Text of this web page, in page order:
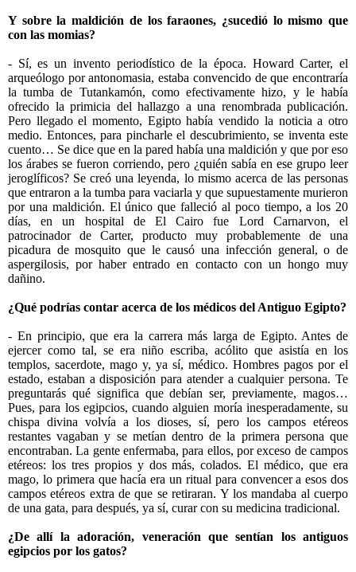
Y sobre la maldición de los faraones, ¿sucedió lo mismo que
con las momias?
- Sí, es un invento periodístico de la época. Howard Carter, el
arqueólogo por antonomasia, estaba convencido de que encontraría
la tumba de Tutankamón, como efectivamente hizo, y le había
ofrecido la primicia del hallazgo a una renombrada publicación.
Pero llegado el momento, Egipto había vendido la noticia a otro
medio. Entonces, para pincharle el descubrimiento, se inventa este
cuento… Se dice que en la pared había una maldición y que por eso
los árabes se fueron corriendo, pero ¿quién sabía en ese grupo leer
jeroglíficos? Se creó una leyenda, lo mismo acerca de las personas
que entraron a la tumba para vaciarla y que supuestamente murieron
por una maldición. El único que falleció al poco tiempo, a los 20
días, en un hospital de El Cairo fue Lord Carnarvon, el
patrocinador de Carter, producto muy probablemente de una
picadura de mosquito que le causó una infección general, o de
aspergilosis, por haber entrado en contacto con un hongo muy
dañino.
¿Qué podrías contar acerca de los médicos del Antiguo Egipto?
- En principio, que era la carrera más larga de Egipto. Antes de
ejercer como tal, se era niño escriba, acólito que asistía en los
templos, sacerdote, mago y, ya sí, médico. Hombres pagos por el
estado, estaban a disposición para atender a cualquier persona. Te
preguntarás qué significa que debían ser, previamente, magos…
Pues, para los egipcios, cuando alguien moría inesperadamente, su
chispa divina volvía a los dioses, sí, pero los campos etéreos
restantes vagaban y se metían dentro de la primera persona que
encontraban. La gente enfermaba, para ellos, por exceso de campos
etéreos: los tres propios y dos más, colados. El médico, que era
mago, lo primera que hacía era un ritual para convencer a esos dos
campos etéreos extra de que se retiraran. Y los mandaba al cuerpo
de una gata, para después, ya sí, curar con su medicina tradicional.
¿De allí la adoración, veneración que sentían los antiguos
egipcios por los gatos?